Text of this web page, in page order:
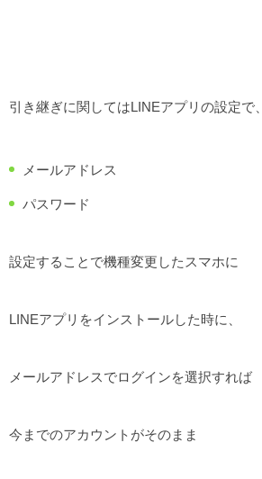
引き継ぎに関してはLINEアプリの設定で、
メールアドレス
パスワード
設定することで機種変更したスマホに
LINEアプリをインストールした時に、
メールアドレスでログインを選択すれば
今までのアカウントがそのまま